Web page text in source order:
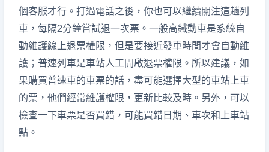
個客服才行。打過電話之後，你也可以繼續關注這趟列
車，每隔2分鐘嘗試退一次票。一般高鐵動車是系統自
動維護線上退票權限，但是要接近發車時間才會自動維
護；普速列車是車站人工開啟退票權限。所以建議，如
果購買普速車的車票的話，盡可能選擇大型的車站上車
的票，他們經常維護權限，更新比較及時。另外，可以
檢查一下車票是否買錯，可能買錯日期、車次和上車站
點。